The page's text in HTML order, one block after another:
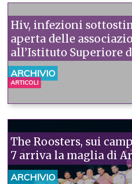
Hiv, infezioni
aperta delle
all’Istituto Superiore
ARCHIVIO
ARTICOLI
The Roosters, sui
7 arriva la maglia di
ARCHIVIO